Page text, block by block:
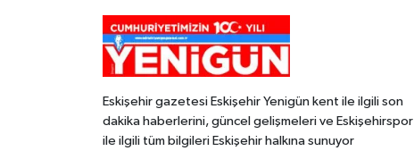
Eskişehir gazetesi Eskişehir Yenigün kent ile ilgili son
dakika haberlerini, güncel gelişmeleri ve Eskişehirspor
ile ilgili tüm bilgileri Eskişehir halkına sunuyor